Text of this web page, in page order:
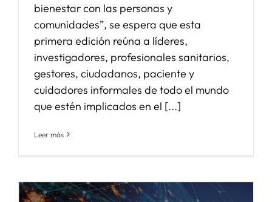
bienestar con las personas y
comunidades”, se espera que esta
primera edición reúna a líderes,
investigadores, profesionales sanitarios,
gestores, ciudadanos, paciente y
cuidadores informales de todo el mundo
que estén implicados en el [...]
Leer más